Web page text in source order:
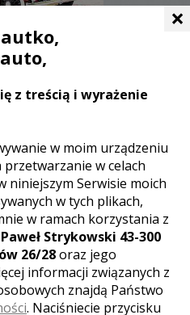
550
360
0
×
z treścią i wyrażenie
w moim urządzeniu
w celach
niniejszym Serwisie moich
w tych plikach,
w ramach korzystania z
Strykowski 43-300
26/28oraz jego
informacji związanych z
znajdą Państwo
. Naciśniecie przycisku